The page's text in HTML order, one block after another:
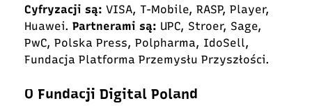
Cyfryzacji są: VISA, T-Mobile, RASP, Player,
Huawei. Partnerami są: UPC, Stroer, Sage,
PwC, Polska Press, Polpharma, IdoSell,
Fundacja Platforma Przemysłu Przyszłości.
O Fundacji Digital Poland